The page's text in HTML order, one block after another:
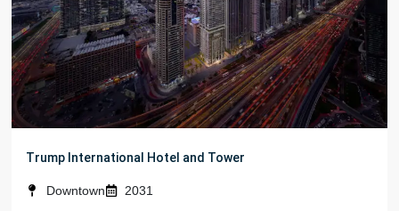
Trump International Hotel and Tower
Downtown 2031